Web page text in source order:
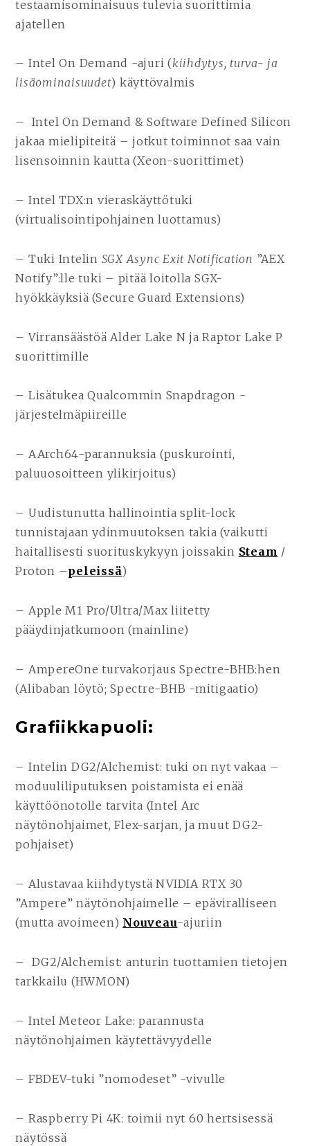
testaamisominaisuus tulevia suorittimia
ajatellen
– Intel On Demand -ajuri (kiihdytys, turva- ja
lisäominaisuudet) käyttövalmis
– Intel On Demand & Software Defined Silicon
jakaa mielipiteitä – jotkut toiminnot saa vain
lisensoinnin kautta (Xeon-suorittimet)
– Intel TDX:n vieraskäyttötuki
(virtualisointipohjainen luottamus)
– Tuki Intelin SGX Async Exit Notification ”AEX
Notify”:lle tuki – pitää loitolla SGX-
hyökkäyksiä (Secure Guard Extensions)
– Virransäästöä Alder Lake N ja Raptor Lake P
suorittimille
– Lisätukea Qualcommin Snapdragon -
järjestelmäpiireille
– AArch64-parannuksia (puskurointi,
paluuosoitteen ylikirjoitus)
– Uudistunutta hallinointia split-lock
tunnistajaan ydinmuutoksen takia (vaikutti
haitallisesti suorituskykyyn joissakin Steam /
Proton –peleissä)
– Apple M1 Pro/Ultra/Max liitetty
pääydinjatkumoon (mainline)
– AmpereOne turvakorjaus Spectre-BHB:hen
(Alibaban löytö; Spectre-BHB -mitigaatio)
Grafiikkapuoli:
– Intelin DG2/Alchemist: tuki on nyt vakaa –
moduuliliputuksen poistamista ei enää
käyttöönotolle tarvita (Intel Arc
näytönohjaimet, Flex-sarjan, ja muut DG2-
pohjaiset)
– Alustavaa kiihdytystä NVIDIA RTX 30
”Ampere” näytönohjaimelle – epäviralliseen
(mutta avoimeen) Nouveau-ajuriin
– DG2/Alchemist: anturin tuottamien tietojen
tarkkailu (HWMON)
– Intel Meteor Lake: parannusta
näytönohjaimen käytettävyydelle
– FBDEV-tuki ”nomodeset” -vivulle
– Raspberry Pi 4K: toimii nyt 60 hertsisessä
näytössä